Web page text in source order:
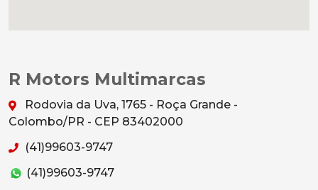
R Motors Multimarcas
Rodovia da Uva, 1765 - Roça Grande -
Colombo/PR - CEP 83402000
(41)99603-9747
(41)99603-9747